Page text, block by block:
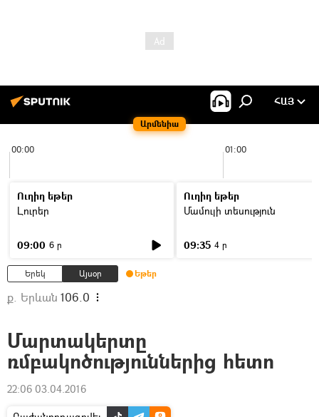
Արմենիա
ՀԱՅ
00:00 01:00
Ուղիղ եթեր
Լուրեր
09:00 6 ր
Ուղիղ եթեր
Մամուլի տեսություն
09:35 4 ր
Երեկ Այսօր Եթեր
ք. Երևան 106.0
Մարտակերտը
ռմբակոծություններից հետո
22:06 03.04.2016